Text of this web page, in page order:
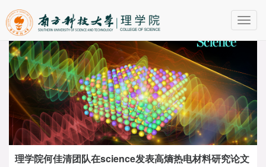
理学院何佳清团队在science发表高熵热电材料研究论文